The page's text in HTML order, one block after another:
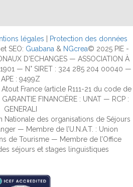
légales
Protection des données
SEO: Guabana & NGcrea© 2025 PIE -
D'ECHANGES — ASSOCIATION À
— N° SIRET : 324 285 204 00040 —
APE : 9499Z
France (article R111-21 du code de
FINANCIÈRE : UNAT — RCP :
GENERALI
Nationale des organisations de Séjours
— Membre de l’U.N.A.T. : Union
de Tourisme — Membre de l’Office
séjours et stages linguistiques